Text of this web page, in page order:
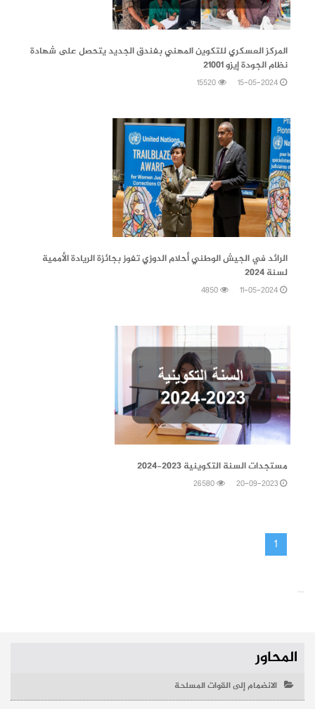
15-05-2024
المركز العسكري للتكوين المهني بفندق الجديد يتحصل على شهادة
نظام الجودة إيزو 21001
11-05-2024
الرائد في الجيش الوطني أحلام الدوزي تفوز بجائزة الريادة الأممية
لسنة 2024
20-09-2023
مستجدات السنة التكوينية 2023-2024
1
المحاور
الانضمام إلى القوات المسلحة